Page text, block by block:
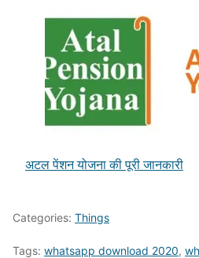
अटल पेंशन योजना की पूरी जानकारी
Categories: Things
Tags: whatsapp download 2020,